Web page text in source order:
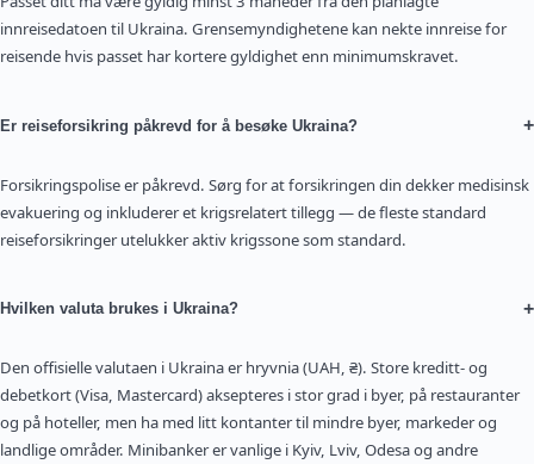
innreisedatoen til Ukraina. Grensemyndighetene kan nekte innreise for
reisende hvis passet har kortere gyldighet enn minimumskravet.
Er reiseforsikring påkrevd for å besøke Ukraina? +
Forsikringspolise er påkrevd. Sørg for at forsikringen din dekker medisinsk
evakuering og inkluderer et krigsrelatert tillegg — de fleste standard
reiseforsikringer utelukker aktiv krigssone som standard.
Hvilken valuta brukes i Ukraina? +
Den offisielle valutaen i Ukraina er hryvnia (UAH, ₴). Store kreditt- og
debetkort (Visa, Mastercard) aksepteres i stor grad i byer, på restauranter
og på hoteller, men ha med litt kontanter til mindre byer, markeder og
landlige områder. Minibanker er vanlige i Kyiv, Lviv, Odesa og andre